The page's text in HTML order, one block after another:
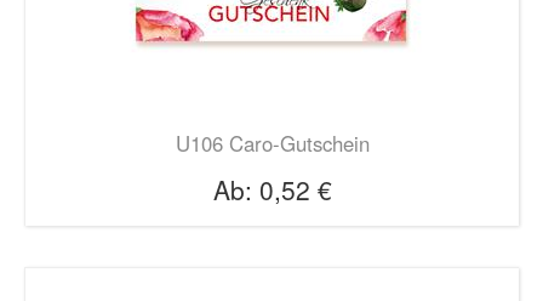
U106 Caro-Gutschein
Ab: 0,52 €